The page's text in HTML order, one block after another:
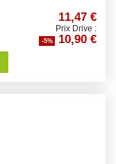
11,47 €
Prix Drive :
-5% 10,90 €